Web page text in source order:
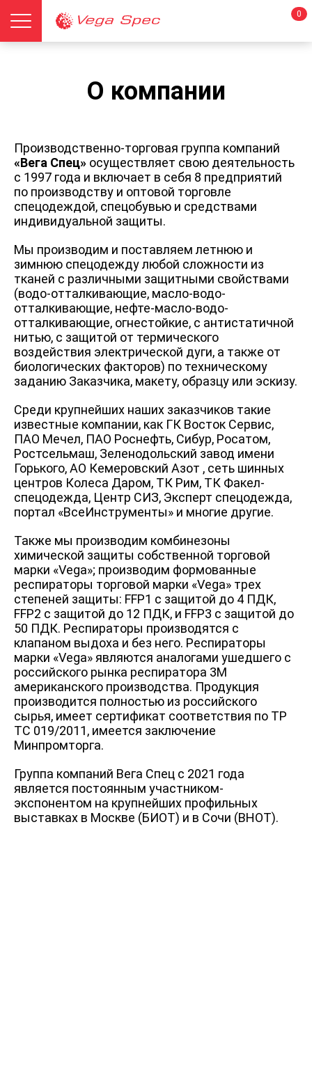
0
О компании
Производственно-торговая группа компаний
«Вега Спец» осуществляет свою деятельность
с 1997 года и включает в себя 8 предприятий
по производству и оптовой торговле
спецодеждой, спецобувью и средствами
индивидуальной защиты.
Мы производим и поставляем летнюю и
зимнюю спецодежду любой сложности из
тканей с различными защитными свойствами
(водо-отталкивающие, масло-водо-
отталкивающие, нефте-масло-водо-
отталкивающие, огнестойкие, с антистатичной
нитью, с защитой от термического
воздействия электрической дуги, а также от
биологических факторов) по техническому
заданию Заказчика, макету, образцу или эскизу.
Среди крупнейших наших заказчиков такие
известные компании, как ГК Восток Сервис,
ПАО Мечел, ПАО Роснефть, Сибур, Росатом,
Ростсельмаш, Зеленодольский завод имени
Горького, АО Кемеровский Азот , сеть шинных
центров Колеса Даром, ТК Рим, ТК Факел-
спецодежда, Центр СИЗ, Эксперт спецодежда,
портал «ВсеИнструменты» и многие другие.
Также мы производим комбинезоны
химической защиты собственной торговой
марки «Vega»; производим формованные
респираторы торговой марки «Vega» трех
степеней защиты: FFP1 с защитой до 4 ПДК,
FFP2 с защитой до 12 ПДК, и FFP3 с защитой до
50 ПДК. Респираторы производятся с
клапаном выдоха и без него. Респираторы
марки «Vega» являются аналогами ушедшего с
российского рынка респиратора 3М
американского производства. Продукция
производится полностью из российского
сырья, имеет сертификат соответствия по ТР
ТС 019/2011, имеется заключение
Минпромторга.
Группа компаний Вега Спец с 2021 года
является постоянным участником-
экспонентом на крупнейших профильных
выставках в Москве (БИОТ) и в Сочи (ВНОТ).